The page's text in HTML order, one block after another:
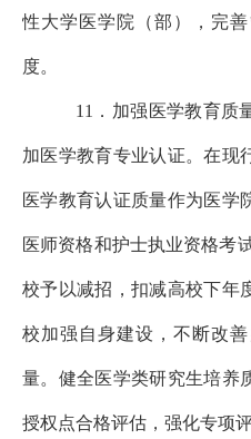
性大学医学 院（部），完
度。
11．加强医学教育质
加医学教育专业认证。在现
医学教育认证质量作为医学
医师资格和护士执业资格考
校予以减招，扣减高校下年
校加强自身建设，不断改
量。健全医学类研究生培养
授权点合格评估，强化专项